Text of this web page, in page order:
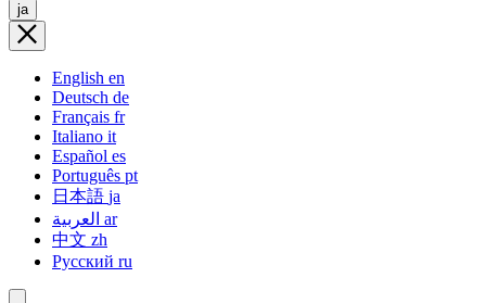
ja
English en
Deutsch de
Français fr
Italiano it
Español es
Português pt
日本語 ja
ar
中文 zh
Русский ru